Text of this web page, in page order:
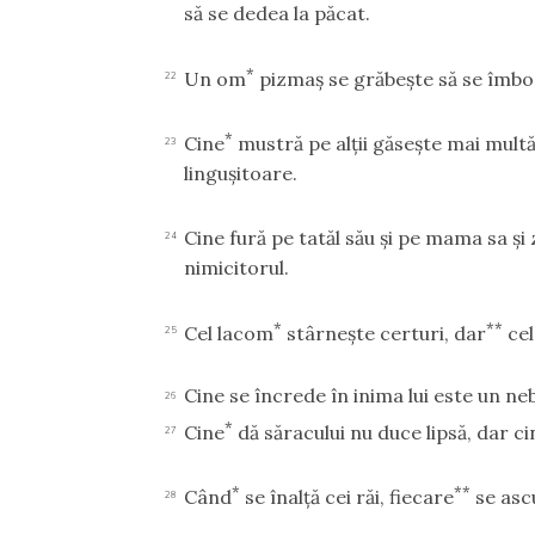
să se dedea la păcat.
22 Un om* pizmaş se grăbeşte să se
23 Cine* mustră pe alţii găseşte mai
linguşitoare.
24
Cine fură pe tatăl său şi pe mama sa
nimicitorul.
25 Cel lacom* stârneşte certuri, dar**
26 Cine se încrede în inima lui este un
27 Cine* dă săracului nu duce lipsă, dar
28 Când* se înalţă cei răi, fiecare** se